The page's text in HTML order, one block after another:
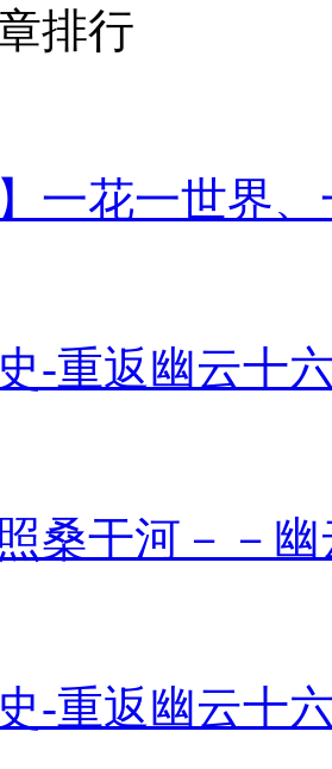
排行
】一花一世界
-重返幽云十
桑干河－－
-重返幽云十